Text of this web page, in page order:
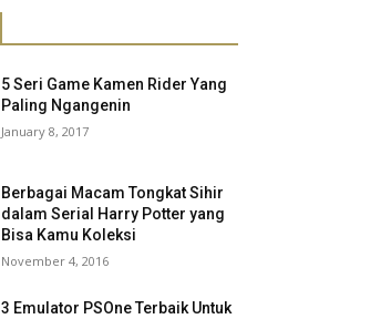
5 Seri Game Kamen Rider Yang
Paling Ngangenin
January 8, 2017
Berbagai Macam Tongkat Sihir
dalam Serial Harry Potter yang
Bisa Kamu Koleksi
November 4, 2016
3 Emulator PSOne Terbaik Untuk